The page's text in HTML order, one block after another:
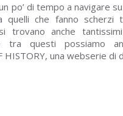
po’ di tempo a navigare
quelli che fanno scherzi
trovano anche
tra questi possiamo
HISTORY, una webserie di